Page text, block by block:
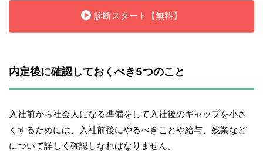
診断スタート【無料】
内定後に確認しておくべき5つのこと
入社前から社会人になる準備をして入社後のギャップを小さ
くするためには、入社前後にやるべきことや給与、残業など
について詳しく確認しなればなりません。